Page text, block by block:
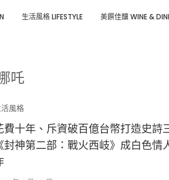
⽣活風格 LIFESTYLE 美饌佳釀 WINE &
吒
活風格
費十年、斥資破百億台幣打造史詩
封神第二部：戰火西岐》成白色情